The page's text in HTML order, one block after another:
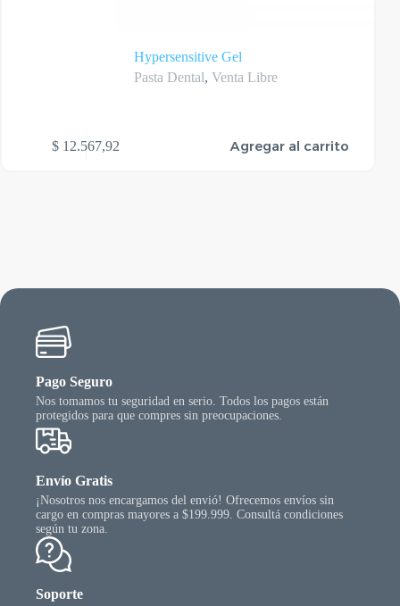
Hypersensitive Gel
Pasta Dental,Venta Libre
$ 12.567,92 Agregar al carrito
Pago Seguro
Nos tomamos tu seguridad en serio. Todos los pagos están
protegidos para que compres sin preocupaciones.
Envío Gratis
¡Nosotros nos encargamos del envió! Ofrecemos envíos sin
cargo en compras mayores a $199.999. Consultá condiciones
según tu zona.
Soporte